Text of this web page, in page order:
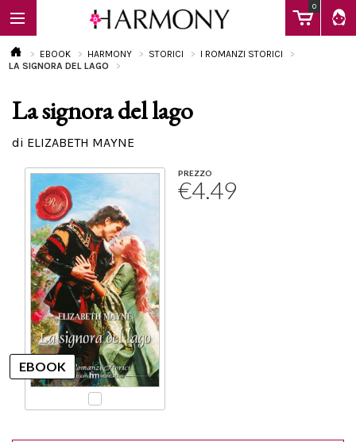
0
EBOOK
Calendario
EBOOK HARMONY STORICI
I ROMANZI STORICI
LA SIGNORA DEL LAGO
La signora del lago
di ELIZABETH MAYNE
PREZZO
€4.49